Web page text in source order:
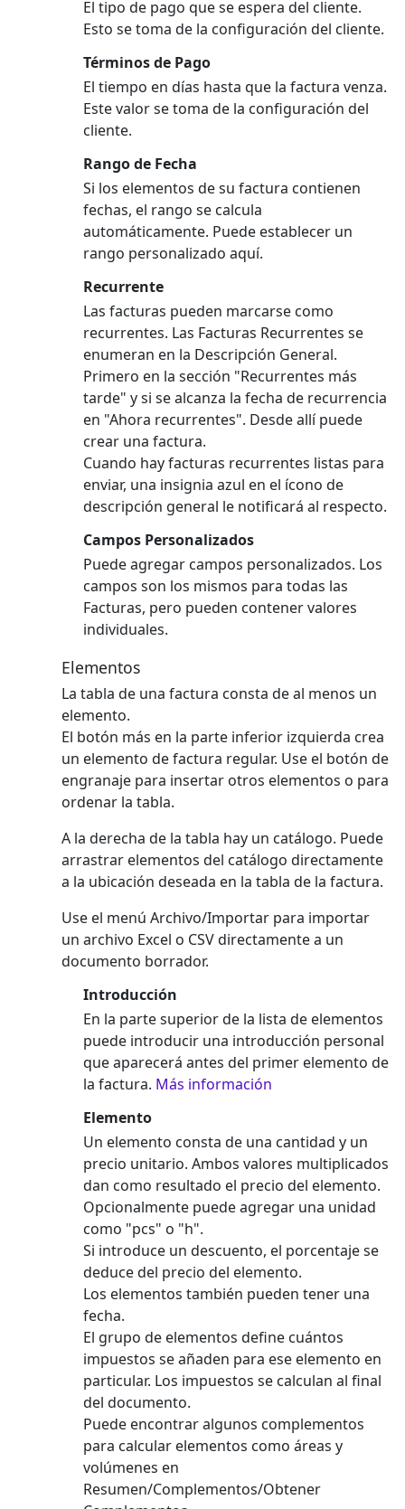
El tipo de pago que se espera del cliente.
Esto se toma de la configuración del cliente.
Términos de Pago
El tiempo en días hasta que la factura venza.
Este valor se toma de la configuración del
cliente.
Rango de Fecha
Si los elementos de su factura contienen
fechas, el rango se calcula
automáticamente. Puede establecer un
rango personalizado aquí.
Recurrente
Las facturas pueden marcarse como
recurrentes. Las Facturas Recurrentes se
enumeran en la Descripción General.
Primero en la sección "Recurrentes más
tarde" y si se alcanza la fecha de recurrencia
en "Ahora recurrentes". Desde allí puede
crear una factura.
Cuando hay facturas recurrentes listas para
enviar, una insignia azul en el ícono de
descripción general le notificará al respecto.
Campos Personalizados
Puede agregar campos personalizados. Los
campos son los mismos para todas las
Facturas, pero pueden contener valores
individuales.
Elementos
La tabla de una factura consta de al menos un
elemento.
El botón más en la parte inferior izquierda crea
un elemento de factura regular. Use el botón de
engranaje para insertar otros elementos o para
ordenar la tabla.
A la derecha de la tabla hay un catálogo. Puede
arrastrar elementos del catálogo directamente
a la ubicación deseada en la tabla de la factura.
Use el menú Archivo/Importar para importar
un archivo Excel o CSV directamente a un
documento borrador.
Introducción
En la parte superior de la lista de elementos
puede introducir una introducción personal
que aparecerá antes del primer elemento de
la factura. Más información
Elemento
Un elemento consta de una cantidad y un
precio unitario. Ambos valores multiplicados
dan como resultado el precio del elemento.
Opcionalmente puede agregar una unidad
como "pcs" o "h".
Si introduce un descuento, el porcentaje se
deduce del precio del elemento.
Los elementos también pueden tener una
fecha.
El grupo de elementos define cuántos
impuestos se añaden para ese elemento en
particular. Los impuestos se calculan al final
del documento.
Puede encontrar algunos complementos
para calcular elementos como áreas y
volúmenes en
Resumen/Complementos/Obtener